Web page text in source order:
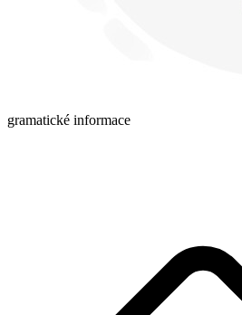
gramatické informace